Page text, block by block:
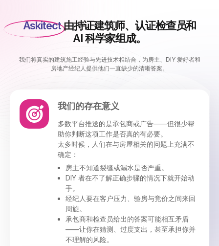
Askitect由持证建筑师、认证检查员和
AI 科学家组成。
我们将真实的建筑施工经验与先进技术相结合，为房主、DIY 爱好者和
房地产经纪人提供他们一直缺少的清晰答案。
我们的存在意义
多数平台推送的是承包商或广告——但很少帮
助你判断这项工作是否真的有必要。
太多时候，人们在与房屋相关的问题上充满不
确定：
房主不知道裂缝或漏水是否严重。
DIY 者在不了解正确步骤的情况下就开始动
手。
经纪人要在客户压力、验房与竞价之间来回
周旋。
承包商和检查员给出的答案可能相互矛盾
——让你在猜测、过度支出，甚至承担你并
不理解的风险。